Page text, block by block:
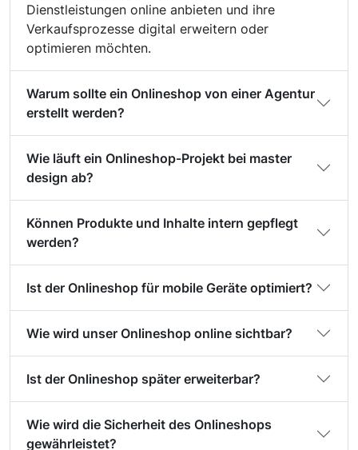
Dienstleistungen online anbieten und ihre
Verkaufsprozesse digital erweitern oder
optimieren möchten.
Warum sollte ein Onlineshop von einer Agentur
erstellt werden?
Wie läuft ein Onlineshop-Projekt bei master
design ab?
Können Produkte und Inhalte intern gepflegt
werden?
Ist der Onlineshop für mobile Geräte optimiert?
Wie wird unser Onlineshop online sichtbar?
Ist der Onlineshop später erweiterbar?
Wie wird die Sicherheit des Onlineshops
gewährleistet?